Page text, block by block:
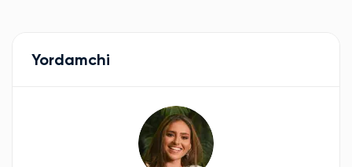
Yordamchi